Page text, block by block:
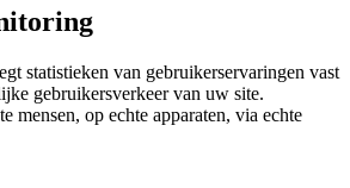
statistieken van gebruikerservaringen vast
gebruikersverkeer van uw site.
mensen, op echte apparaten, via echte